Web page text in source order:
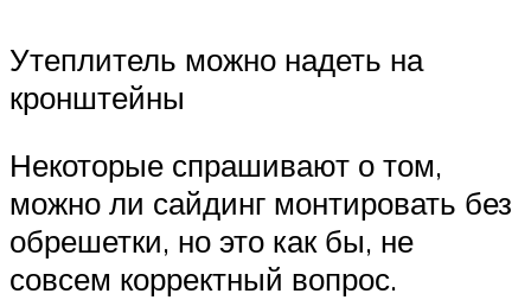
Утеплитель можно надеть на
кронштейны
Некоторые спрашивают о том,
можно ли сайдинг монтировать без
обрешетки, но это как бы, не
совсем корректный вопрос.